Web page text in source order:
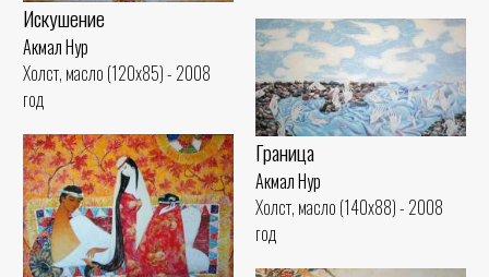
Искушение
Акмал Нур
Холст, масло (120x85) - 2008
год
Граница
Акмал Нур
Холст, масло (140x88) - 2008
год